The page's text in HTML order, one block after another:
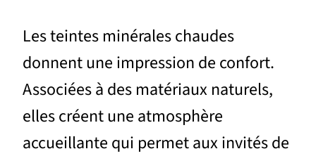
Les teintes minérales chaudes
donnent une impression de confort.
Associées à des matériaux naturels,
elles créent une atmosphère
accueillante qui permet aux invités de